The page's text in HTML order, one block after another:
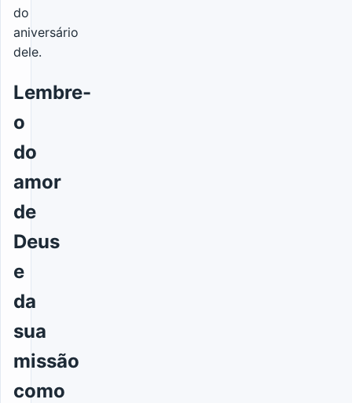
do
aniversário
dele.
Lembre-
o
do
amor
de
Deus
e
da
sua
missão
como